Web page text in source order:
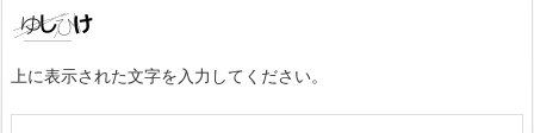
上に表示された文字を入力してください。